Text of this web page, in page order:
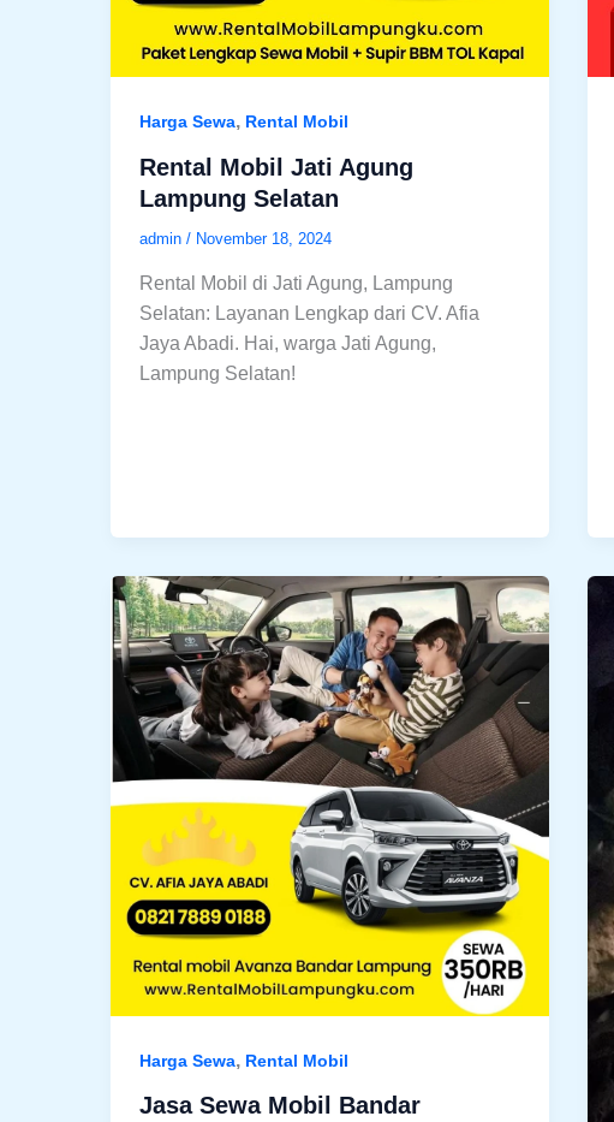
Harga Sewa, Rental Mobil
Rental Mobil Jati Agung
Lampung Selatan
admin / November 18, 2024
Rental Mobil di Jati Agung, Lampung
Selatan: Layanan Lengkap dari CV. Afia
Jaya Abadi. Hai, warga Jati Agung,
Lampung Selatan!
Harga Sewa, Rental Mobil
Jasa Sewa Mobil Bandar